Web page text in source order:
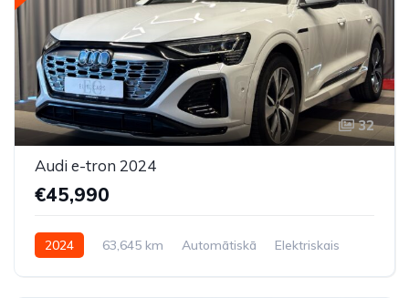
32
Audi e-tron 2024
€45,990
2024 63,645 km Automātiskā
Elektriskais